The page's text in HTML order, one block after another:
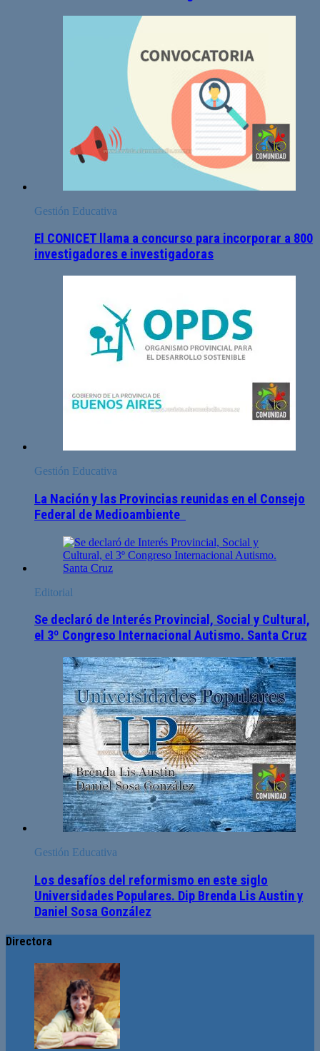
Gestión Educativa
El CONICET llama a concurso para incorporar a 800
investigadores e investigadoras
Gestión Educativa
La Nación y las Provincias reunidas en el Consejo
Federal de Medioambiente
Editorial
Se declaró de Interés Provincial, Social y Cultural,
el 3º Congreso Internacional Autismo. Santa Cruz
Gestión Educativa
Los desafíos del reformismo en este siglo
Universidades Populares. Dip Brenda Lis Austin y
Daniel Sosa González
Directora